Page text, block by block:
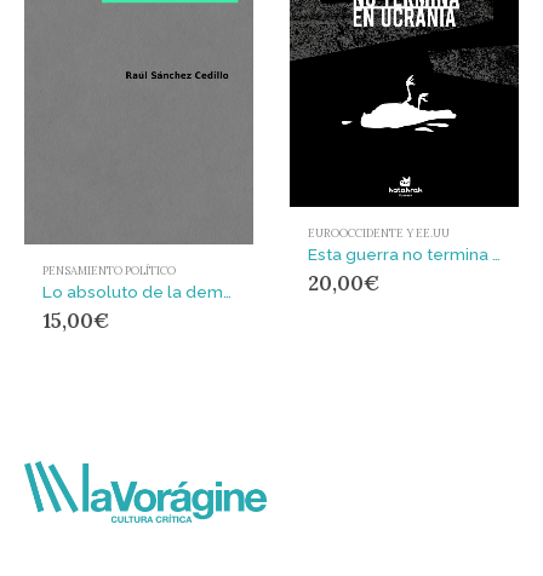
PENSAMIENTO POLÍTICO
15,00€
EUROOCCIDENTE Y EE.UU
Esta guerra no termina en Ucrania
20,00€